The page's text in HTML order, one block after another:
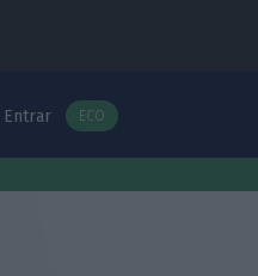
Entrar ECO